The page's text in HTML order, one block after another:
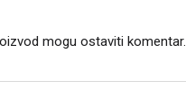
mogu ostaviti komentar.